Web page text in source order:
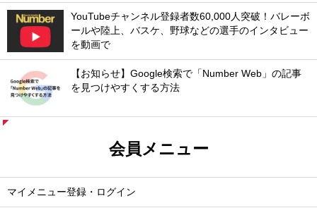
YouTubeチャンネル登録者数60,000人突破！バレーボ
ールや陸上、バスケ、野球などの選手のインタビュー
を動画で
【お知らせ】Google検索で「Number Web」の記事
を見つけやすくする方法
会員メニュー
マイメニュー登録・ログイン